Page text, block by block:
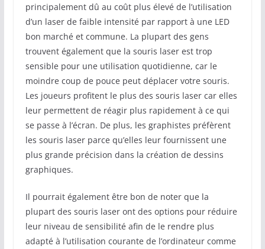
principalement dû au coût plus élevé de l’utilisation
d’un laser de faible intensité par rapport à une LED
bon marché et commune. La plupart des gens
trouvent également que la souris laser est trop
sensible pour une utilisation quotidienne, car le
moindre coup de pouce peut déplacer votre souris.
Les joueurs profitent le plus des souris laser car elles
leur permettent de réagir plus rapidement à ce qui
se passe à l’écran. De plus, les graphistes préfèrent
les souris laser parce qu’elles leur fournissent une
plus grande précision dans la création de dessins
graphiques.
Il pourrait également être bon de noter que la
plupart des souris laser ont des options pour réduire
leur niveau de sensibilité afin de le rendre plus
adapté à l’utilisation courante de l’ordinateur comme